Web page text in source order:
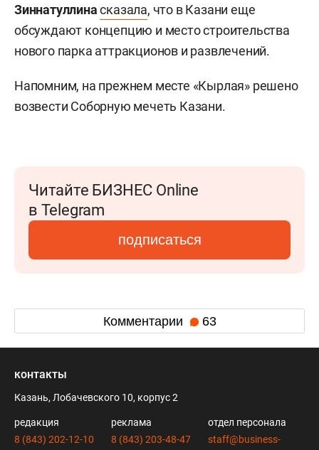
Зиннатуллина сказала, что в Казани еще
обсуждают концепцию и место строительства
нового парка аттракционов и развлечений.
Напомним, на прежнем месте «Кырлая» решено
возвести Соборную мечеть Казани.
Читайте БИЗНЕС Online
в Telegram
подписаться
Комментарии 63
контакты
Казань, Лобачевского 10, корпус 2
редакция
8 (843) 202-12-10
реклама
8 (843) 203-48-47
отдел персонала
staff@business-